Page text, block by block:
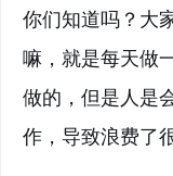
你们知道吗？大
嘛，就是每天做
做的，但是人是
作，导致浪费了